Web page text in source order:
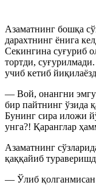
Азаматнинг бошқа
дарахтнинг ёнига
Секингина суғуриб
тортди,
учиб кетиб
— Вой, онангни
бир пайтнинг ўзида
Бунинг сира иложи
унга?! Қаранглар
Азаматнинг
қаққайиб
— Ўлиб қолганмисан